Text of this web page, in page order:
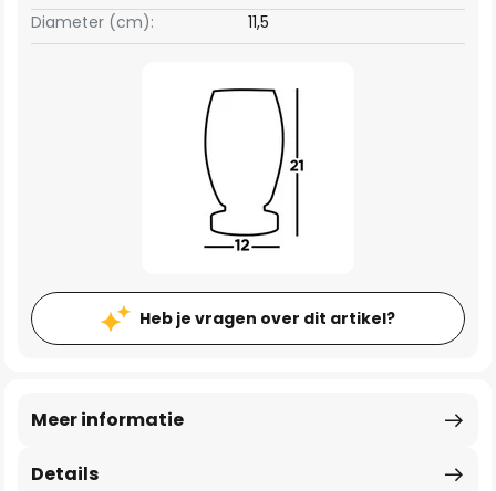
Diameter (cm):
11,5
Heb je vragen over dit artikel?
Details
Meer informatie